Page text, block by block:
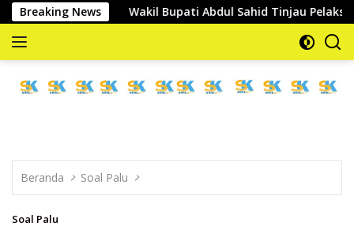
Langsung
ke
konten
Breaking NewsWakil Bupati Abdul Sahid Tinjau Pelaksanaan
mengabarkan
Beranda Soal Palu
Soal Palu